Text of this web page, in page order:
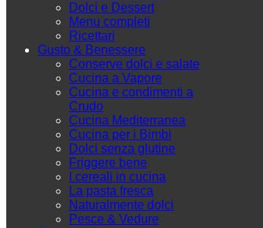
Dolci e Dessert
Menu completi
Ricettari
Gusto & Benessere
Conserve dolci e salate
Cucina a Vapore
Cucina e condimenti a
Crudo
Cucina Mediterranea
Cucina per i Bimbi
Dolci senza glutine
Friggere bene
I cereali in cucina
La pasta fresca
Naturalmente dolci
Pesce & Vedure